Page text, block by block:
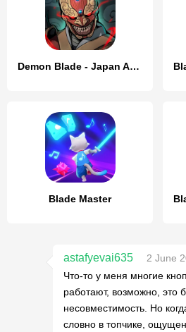
Demon Blade - Japan Action RPG
Blade Master
astafyevai635
2 June
Что-то у меня многие
работают, возможно, это
несовместимость. Но
словно в топчике,